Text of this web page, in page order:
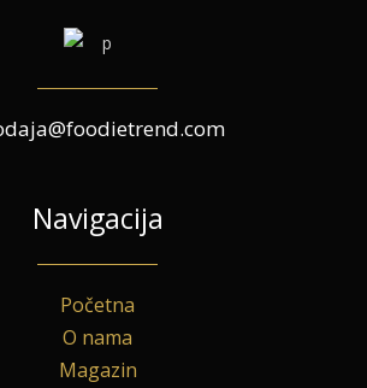
Navigacija
Početna
O nama
Magazin